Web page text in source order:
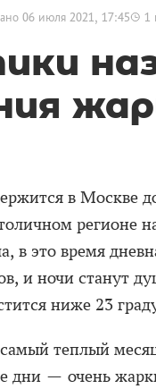
06 июля 2021, 17:45 1
в Москве
регионе
в это время
и ночи станут
ниже 23
теплый
дни — очень